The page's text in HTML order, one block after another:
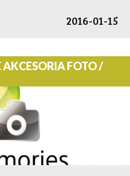
2016-01-15
FOTO /